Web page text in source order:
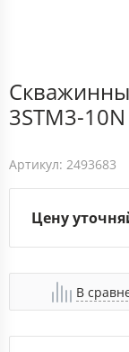
3STM3-10N
Артикул: 2493683
Цену
В